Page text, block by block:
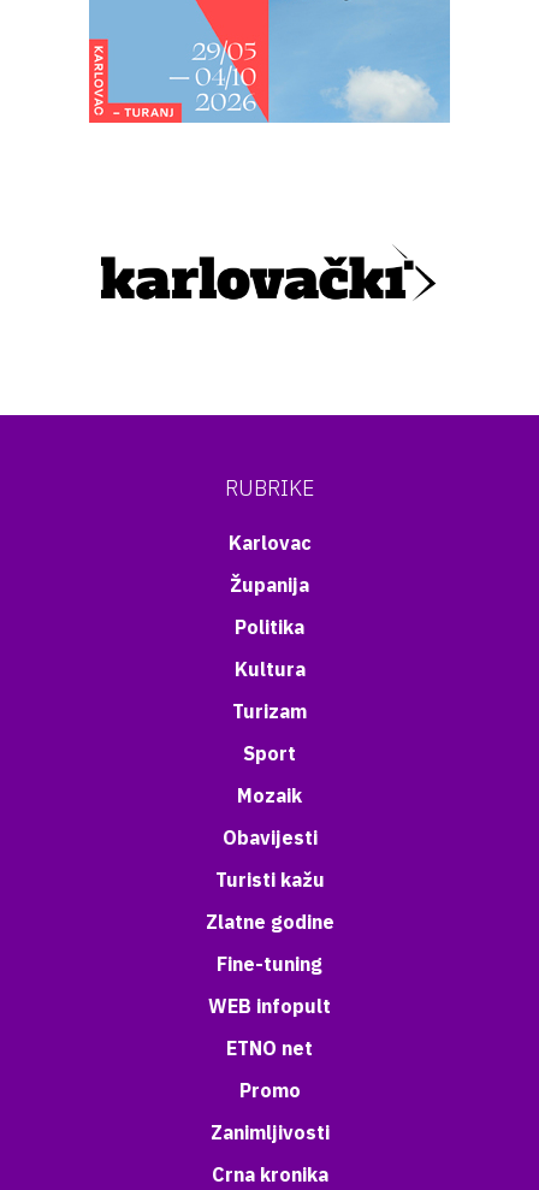
RUBRIKE
Karlovac
Županija
Politika
Kultura
Turizam
Sport
Mozaik
Obavijesti
Turisti kažu
Zlatne godine
Fine-tuning
WEB infopult
ETNO net
Promo
Zanimljivosti
Crna kronika